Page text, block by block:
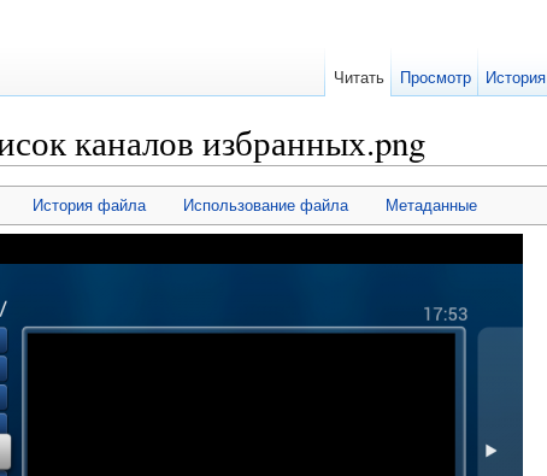
каналов избранных.png
История файла Использование файла Метаданные
Читать Просмотр История